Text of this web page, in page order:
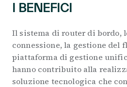
I BENEFICI
Il sistema di router di bordo,
connessione, la gestione del
piattaforma di gestione
hanno contribuito alla
soluzione tecnologica che